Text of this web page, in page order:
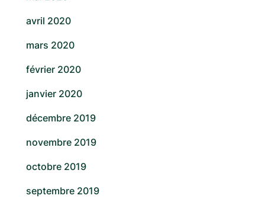
avril 2020
mars 2020
février 2020
janvier 2020
décembre 2019
novembre 2019
octobre 2019
septembre 2019